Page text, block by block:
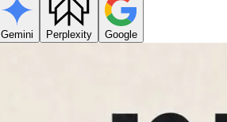
Gemini Perplexity Google